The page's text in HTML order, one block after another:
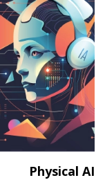
Physical AI